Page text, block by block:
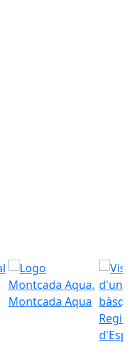
Montcada Aqua